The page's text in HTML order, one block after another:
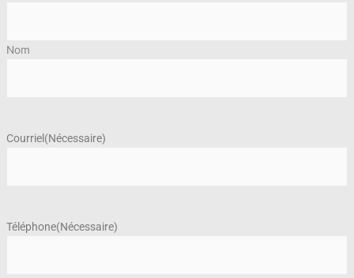
Nom
Courriel (Nécessaire)
Téléphone(Nécessaire)